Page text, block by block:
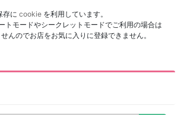
存に cookie を利用しています。
トモードやシークレットモードでご利用の場合は
んのでお店をお気に入りに登録できません。